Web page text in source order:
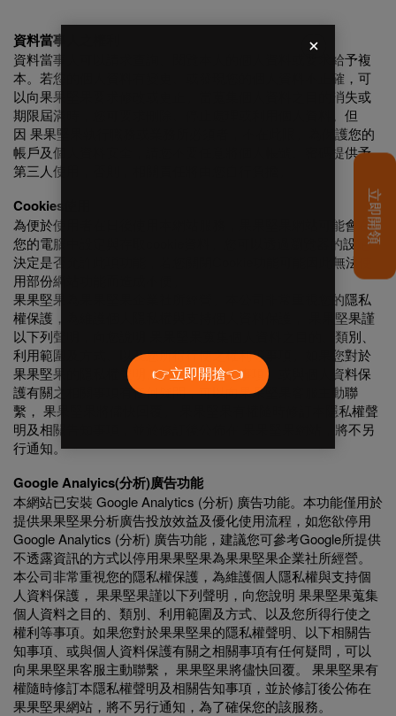
資料當事人之權利
資料當事人可以請求查詢、閱覽本人的個人資料或要求給予複
本。若您的個人資料有變更、或發現您的個人資料不正確，可
以向果果堅果要求修改或更正。當蒐集個人資料之目的消失或
期限屆滿時，您可要求刪除、停止處理或利用個人資料。但
因 果果堅果執行職務或業務所必須者，不在此限。為保護您的
帳戶及個人資料安全，請您不要任意將個人帳號、密碼提供予
第三人使用，否則，相關責任將由您自行負擔。
Cookies使用
為便於使用者在日後使用本網站服務，果果堅果網站可能會在
您的電腦中設定與存取cookie資料。您可以透過瀏覽器的設定，
決定是否允許此項功能，若您關閉Cookie功能可能因此無法使
用部份網站功能而造成不便。
果果堅果為果果堅果企業社所經營。本公司非常重視您的隱私
權保護，為維護個人隱私權與支持個人資料保護， 果果堅果謹
以下列聲明，向您說明 果果堅果蒐集個人資料之目的、類別、
利用範圍及方式、以及您所得行使之權利等事項。如果您對於
果果堅果的隱私權聲明、以下相關告知事項、或與個人資料保
護有關之相關事項有任何疑問，可以向果果堅果客服主動聯
繫， 果果堅果將儘快回覆。 果果堅果有權隨時修訂本隱私權聲
明及相關告知事項，並於修訂後公佈在 果果堅果網站，將不另
行通知。
Google Analyics(分析)廣告功能
本網站已安裝 Google Analytics (分析) 廣告功能。本功能僅用於
提供果果堅果分析廣告投放效益及優化使用流程，如您欲停用
Google Analytics (分析) 廣告功能，建議您可參考Google所提供
不透露資訊的方式以停用果果堅果為果果堅果企業社所經營。
本公司非常重視您的隱私權保護，為維護個人隱私權與支持個
人資料保護， 果果堅果謹以下列聲明，向您說明 果果堅果蒐集
個人資料之目的、類別、利用範圍及方式、以及您所得行使之
權利等事項。如果您對於果果堅果的隱私權聲明、以下相關告
知事項、或與個人資料保護有關之相關事項有任何疑問，可以
向果果堅果客服主動聯繫， 果果堅果將儘快回覆。 果果堅果有
權隨時修訂本隱私權聲明及相關告知事項，並於修訂後公佈在
果果堅果網站，將不另行通知，為了確保您的該服務。